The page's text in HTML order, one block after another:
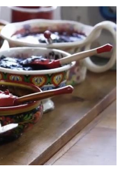
жижиг хүрээлэн
хундагат ” хөл
аян
давхар